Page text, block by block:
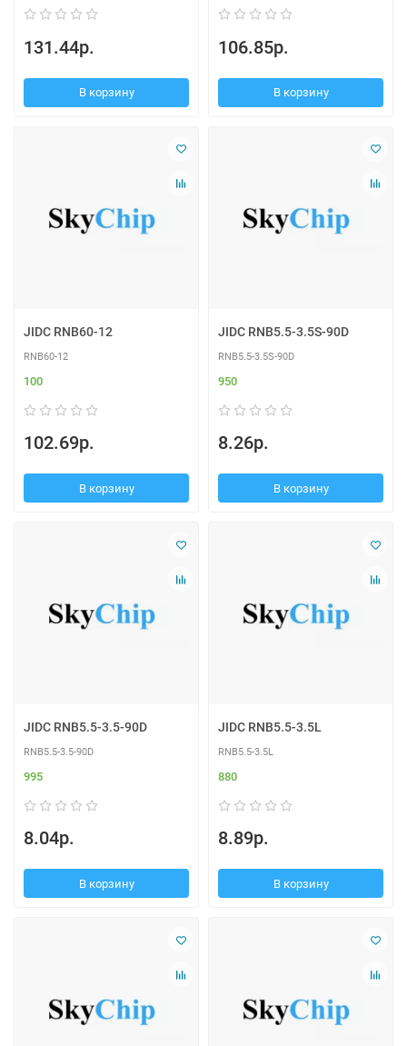
131.44р.
В корзину
106.85р.
В корзину
JIDC RNB60-12
RNB60-12
100
102.69р.
В корзину
JIDC RNB5.5-3.5S-90D
RNB5.5-3.5S-90D
950
8.26р.
В корзину
JIDC RNB5.5-3.5-90D
RNB5.5-3.5-90D
995
8.04р.
В корзину
JIDC RNB5.5-3.5L
RNB5.5-3.5L
880
8.89р.
В корзину